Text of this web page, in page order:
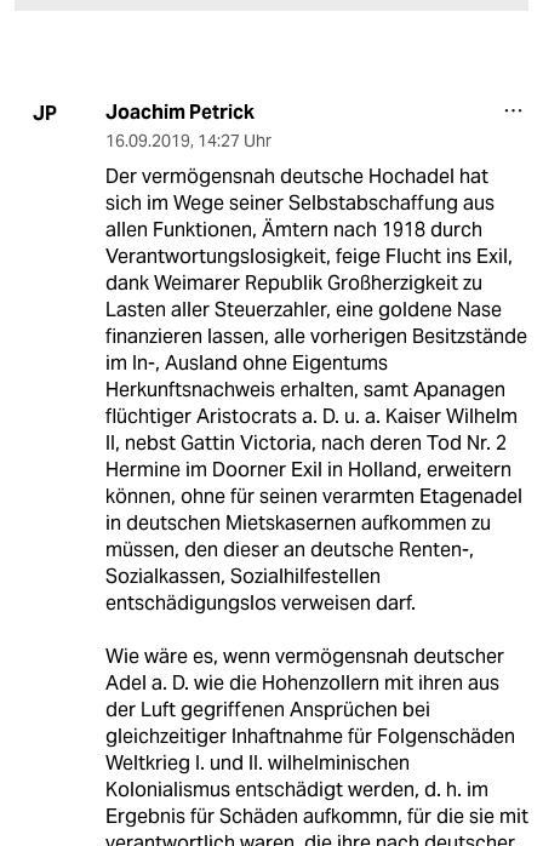
JP Joachim Petrick
16.09.2019, 14:27 Uhr
Der vermögensnah deutsche Hochadel hat
sich im Wege seiner Selbstabschaffung aus
allen Funktionen, Ämtern nach 1918 durch
Verantwortungslosigkeit, feige Flucht ins Exil,
dank Weimarer Republik Großherzigkeit zu
Lasten aller Steuerzahler, eine goldene Nase
finanzieren lassen, alle vorherigen Besitzstände
im In-, Ausland ohne Eigentums
Herkunftsnachweis erhalten, samt Apanagen
flüchtiger Aristocrats a. D. u. a. Kaiser Wilhelm
II, nebst Gattin Victoria, nach deren Tod Nr. 2
Hermine im Doorner Exil in Holland, erweitern
können, ohne für seinen verarmten Etagenadel
in deutschen Mietskasernen aufkommen zu
müssen, den dieser an deutsche Renten-,
Sozialkassen, Sozialhilfestellen
entschädigungslos verweisen darf.
Wie wäre es, wenn vermögensnah deutscher
Adel a. D. wie die Hohenzollern mit ihren aus
der Luft gegriffenen Ansprüchen bei
gleichzeitiger Inhaftnahme für Folgenschäden
Weltkrieg I. und II. wilhelminischen
Kolonialismus entschädigt werden, d. h. im
Ergebnis für Schäden aufkommn, für die sie mit